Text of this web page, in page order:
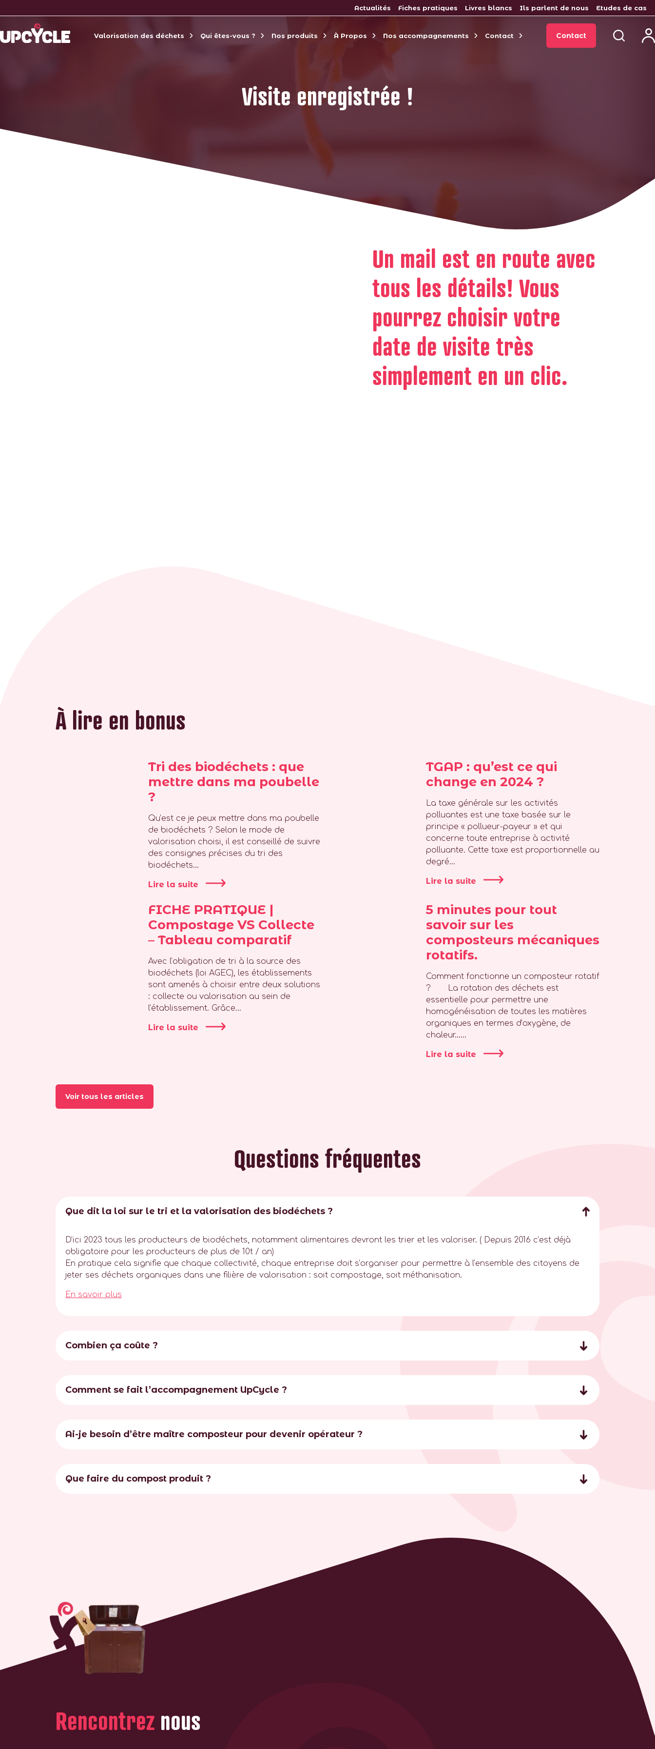
Actualités Fiches pratiques Livres blancs Ils parlent de nous Etudes de cas
Valorisation des déchets Qui êtes-vous ? Nos produits À Propos Nos accompagnements Contact Contact
Visite enregistrée !
Un mail est en route avec
tous les détails! Vous
pourrez choisir votre
date de visite très
simplement en un clic.
À lire en bonus
Tri des biodéchets : que
mettre dans ma poubelle
?
Qu’est ce je peux mettre dans ma poubelle
de biodéchets ? Selon le mode de
valorisation choisi, il est conseillé de suivre
des consignes précises du tri des
biodéchets...
Lire la suite
TGAP : qu’est ce qui
change en 2024 ?
La taxe générale sur les activités
polluantes est une taxe basée sur le
principe « pollueur-payeur » et qui
concerne toute entreprise à activité
polluante. Cette taxe est proportionnelle au
degré...
Lire la suite
FICHE PRATIQUE |
Compostage VS Collecte
– Tableau comparatif
Avec l’obligation de tri à la source des
biodéchets (loi AGEC), les établissements
sont amenés à choisir entre deux solutions
: collecte ou valorisation au sein de
l’établissement. Grâce...
Lire la suite
5 minutes pour tout
savoir sur les
composteurs mécaniques
rotatifs.
Comment fonctionne un composteur rotatif
? La rotation des déchets est
essentielle pour permettre une
homogénéisation de toutes les matières
organiques en termes d’oxygène, de
chaleur…...
Lire la suite
Voir tous les articles
Questions fréquentes
Que dit la loi sur le tri et la valorisation des biodéchets ?
D’ici 2023 tous les producteurs de biodéchets, notamment alimentaires devront les trier et les valoriser. ( Depuis 2016 c’est déjà
obligatoire pour les producteurs de plus de 10t / an)
En pratique cela signifie que chaque collectivité, chaque entreprise doit s’organiser pour permettre à l’ensemble des citoyens de
jeter ses déchets organiques dans une filière de valorisation : soit compostage, soit méthanisation.
En savoir plus
Combien ça coûte ?
Comment se fait l’accompagnement UpCycle ?
Ai-je besoin d’être maître composteur pour devenir opérateur ?
Que faire du compost produit ?
Rencontrez nous